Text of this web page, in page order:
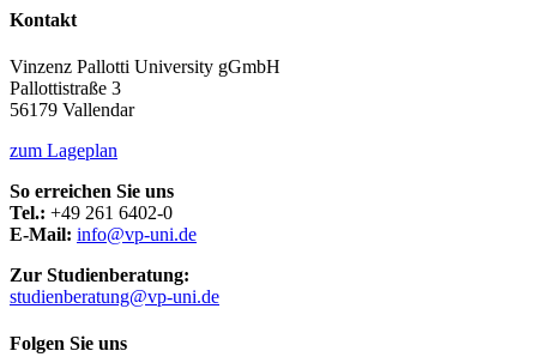
Kontakt
Vinzenz Pallotti University gGmbH
Pallottistraße 3
56179 Vallendar
zum Lageplan
So erreichen Sie uns
Tel.: +49 261 6402-0
E-Mail: info@vp-uni.de
Zur Studienberatung:
studienberatung@vp-uni.de
Folgen Sie uns